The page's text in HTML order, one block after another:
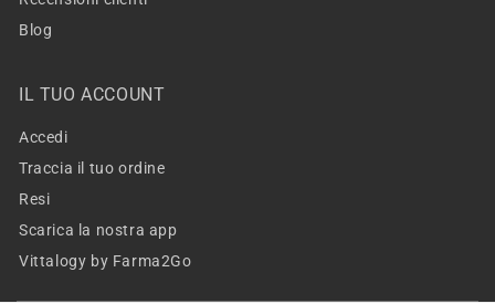
Blog
IL TUO ACCOUNT
Accedi
Traccia il tuo ordine
Resi
Scarica la nostra app
Vittalogy by Farma2Go